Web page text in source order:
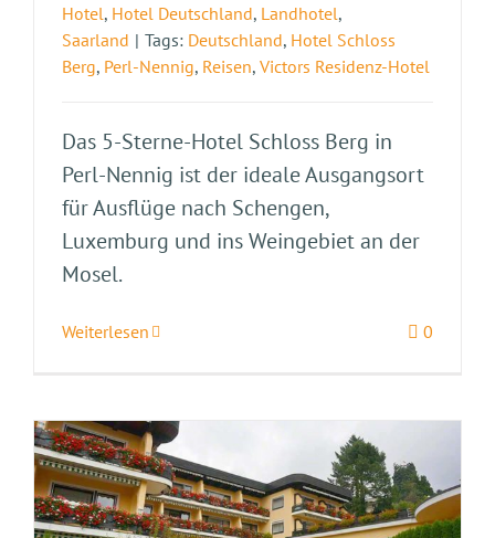
Hotel, Hotel Deutschland, Landhotel,
Saarland | Tags: Deutschland, Hotel Schloss
Berg, Perl-Nennig, Reisen, Victors Residenz-Hotel
Das 5-Sterne-Hotel Schloss Berg in
Perl-Nennig ist der ideale Ausgangsort
für Ausflüge nach Schengen,
Luxemburg und ins Weingebiet an der
Mosel.
Weiterlesen 0